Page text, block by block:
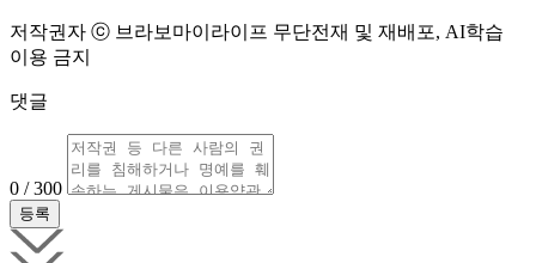
저작권자 ⓒ 브라보마이라이프 무단전재 및 재배포, AI학습
이용 금지
댓글
0 / 300